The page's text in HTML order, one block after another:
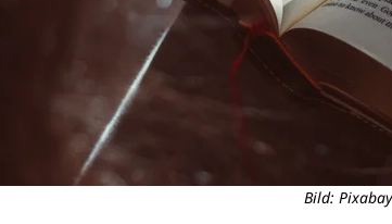
Bild: Pixabay